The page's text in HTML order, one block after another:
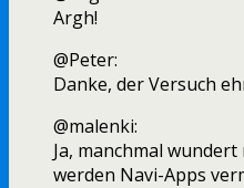
Argh!
@Peter:
Danke, der Versuch
@malenki:
Ja, manchmal
werden Navi-Apps